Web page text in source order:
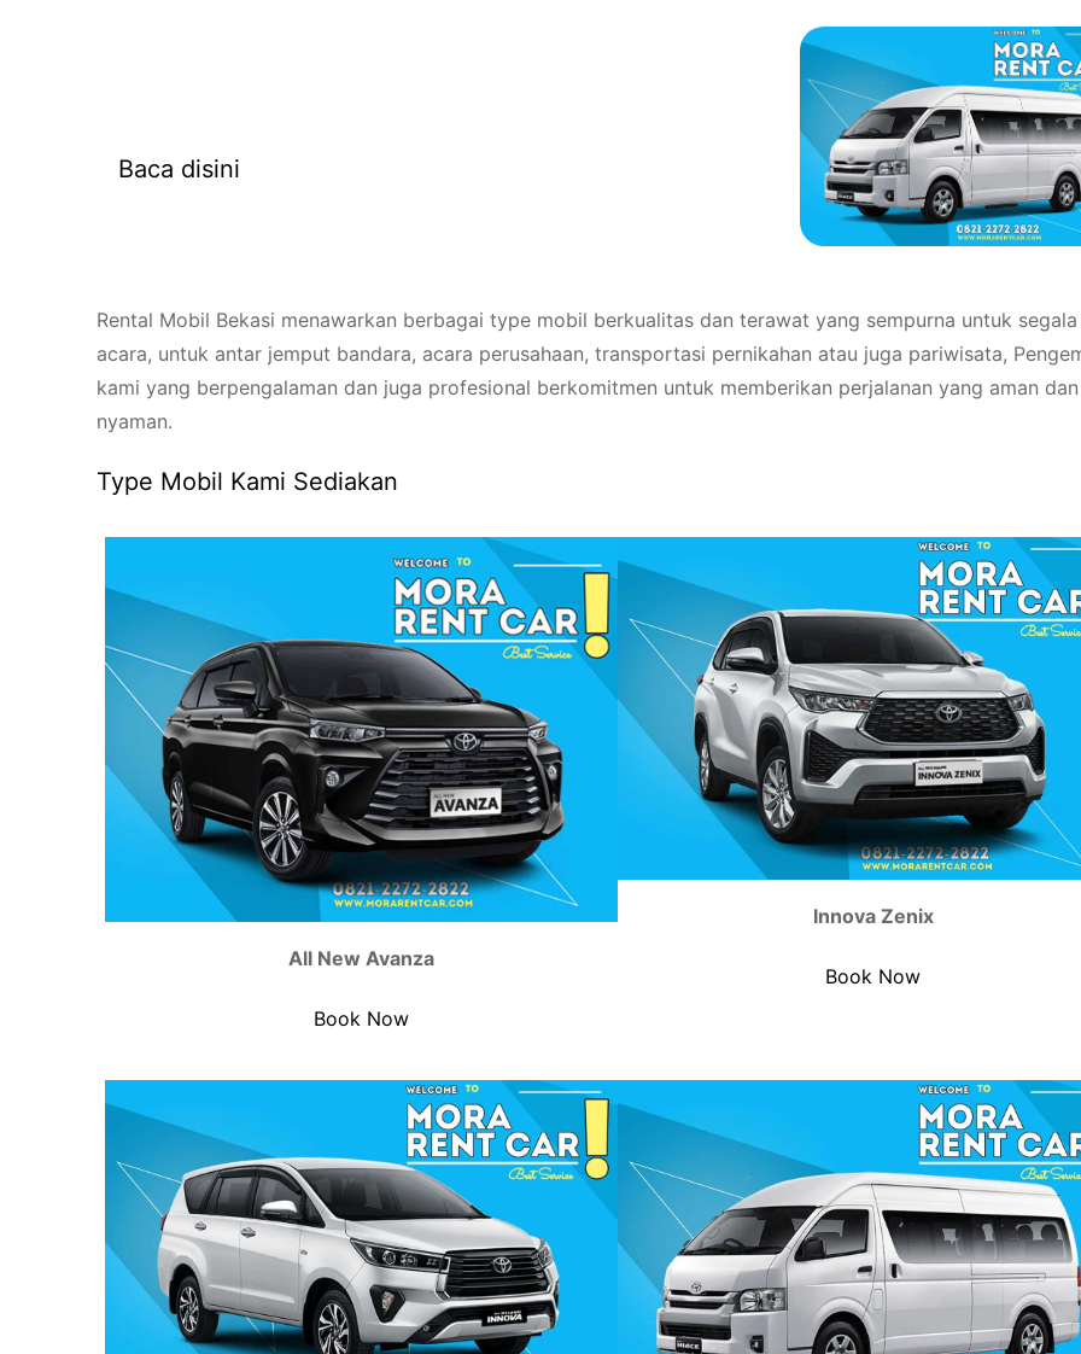
Baca disini
Rental Mobil Bekasi menawarkan berbagai type mobil berkualitas dan terawat yang sempurna untuk segala
acara, untuk antar jemput bandara, acara perusahaan, transportasi pernikahan atau juga pariwisata,
kami yang berpengalaman dan juga profesional berkomitmen untuk memberikan perjalanan yang aman dan
nyaman.
Type Mobil Kami Sediakan
All New Avanza
Book Now
Innova Zenix
Book Now